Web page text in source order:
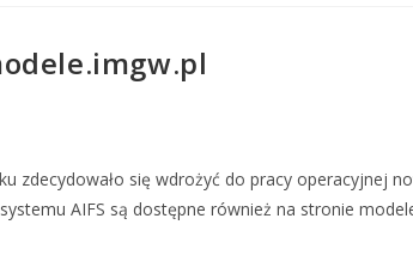
się wdrożyć do pracy operacyjnej
AIFS są dostępne również na stronie